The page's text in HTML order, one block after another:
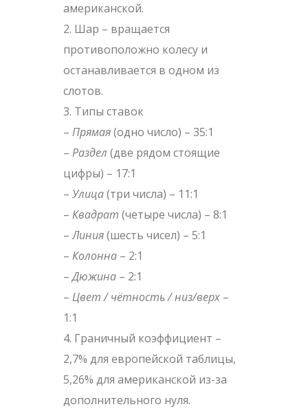
американской.
Шар – вращается
противоположно колесу и
останавливается в одном из
слотов.
Типы ставок
– Прямая(одно число) – 35:1
– Раздел (две рядом стоящие
цифры) – 17:1
– Улица(три числа) – 11:1
– Квадрат (четыре числа) – 8:1
–Линия(шесть чисел) – 5:1
– Колонна– 2:1
–Дюжина– 2:1
– Цвет / чётность / низ/верх–
1:1
Граничный коэффициент –
2,7% для европейской таблицы,
5,26% для американской из-за
дополнительного нуля.